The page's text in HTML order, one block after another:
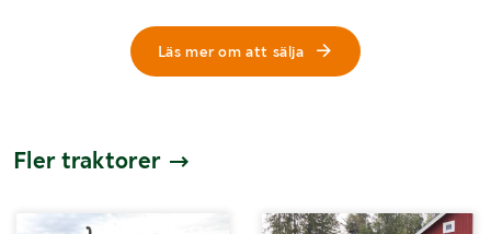
Läs mer om att sälja
Fler traktorer